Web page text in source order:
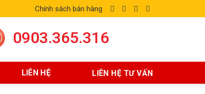
Chính sách bán hàng
0903.365.316
LIÊN HỆ LIÊN HỆ TƯ VẤN